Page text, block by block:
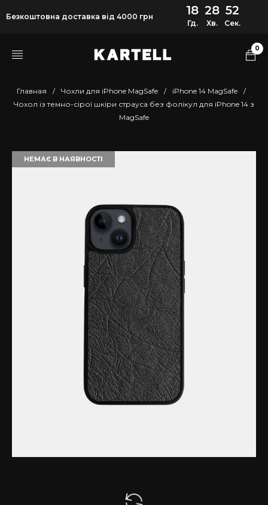
Безкоштовна доставка від 4000 грн 18
Гд.
28
Хв.
52
Сек.
0
Главная / Чохли для iPhone MagSafe / iPhone 14 MagSafe
/
Чохол із темно-сірої шкіри страуса без фолікул для iPhone 14 з
MagSafe
НЕМАЄ В НАЯВНОСТІ